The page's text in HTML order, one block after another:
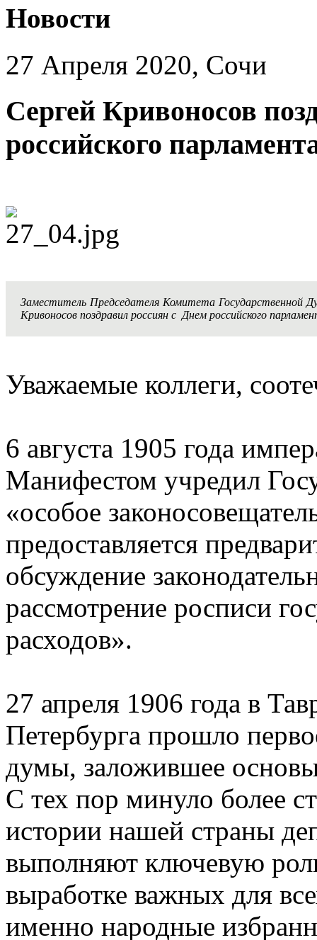
Новости
27 Апреля 2020, Сочи
Сергей Кривоносов
российского
Заместитель Председателя Комитета Государственной
Кривоносов поздравил россиян с Днем российского
Уважаемые коллеги,
6 августа 1905 года
Манифестом учредил
«особое
предоставляется
обсуждение
рассмотрение росписи
расходов».
27 апреля 1906 года в
Петербурга прошло
думы, заложившее
С тех пор минуло более
истории нашей страны
выполняют ключевую
выработке важных для
именно народные